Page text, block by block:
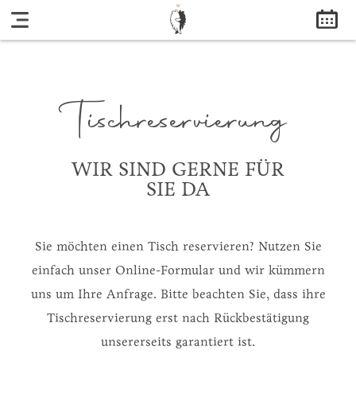
ANFRAGE
Tischreservierung
WIR SIND GERNE FÜR
SIE DA
Sie möchten einen Tisch reservieren? Nutzen Sie
einfach unser Online-Formular und wir kümmern
uns um Ihre Anfrage. Bitte beachten Sie, dass ihre
Tischreservierung erst nach Rückbestätigung
unsererseits garantiert ist.